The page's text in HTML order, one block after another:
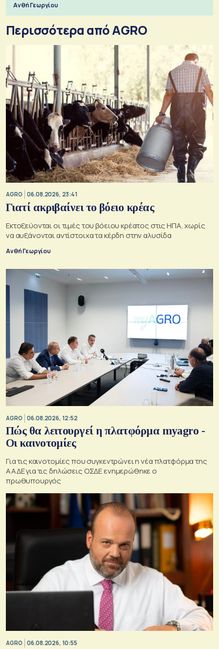
Ανθή Γεωργίου
Περισσότερα από AGRO
AGRO 06.08.2026, 23:41
Γιατί ακριβαίνει το βόειο κρέας
Εκτοξεύονται οι τιμές του βόειου κρέατος στις ΗΠΑ, χωρίς
να αυξάνονται αντίστοιχα τα κέρδη στην αλυσίδα
Ανθή Γεωργίου
AGRO 06.08.2026, 12:52
Πώς θα λειτουργεί η πλατφόρμα myagro -
Οι καινοτομίες
Για τις καινοτομίες που συγκεντρώνει η νέα πλατφόρμα της
ΑΑΔΕ για τις δηλώσεις ΟΣΔΕ ενημερώθηκε ο
πρωθυπουργός
AGRO 06.08.2026, 10:55